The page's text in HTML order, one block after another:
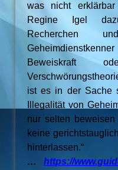
was nicht
Regine Igel
Recherchen
Beweiskraft
ist es in der Sache
Illegalität von
nur selten
keine
…https://